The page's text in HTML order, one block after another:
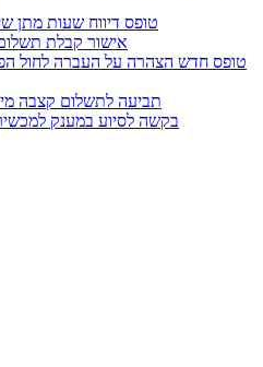
2356 – טופס דיווח שעות
2357 – אישור קבלת
266 – תביעה לתשלום קצבה
267 – בקשה לסיוע במענק